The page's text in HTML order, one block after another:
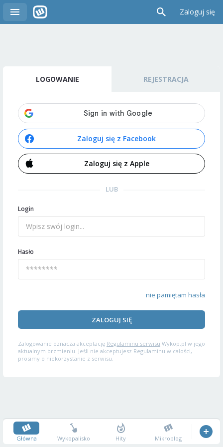
Zaloguj się
LOGOWANIE REJESTRACJA
Zaloguj się z Facebook
Zaloguj się z Apple
LUB
Login
Hasło
nie pamiętam hasła
ZALOGUJ SIĘ
Zalogowanie oznacza akceptację Regulaminu serwisu Wykop.pl w jego
aktualnym brzmieniu. Jeśli nie akceptujesz Regulaminu w całości,
prosimy o niekorzystanie z serwisu.
Główna Wykopalisko Hity Mikroblog